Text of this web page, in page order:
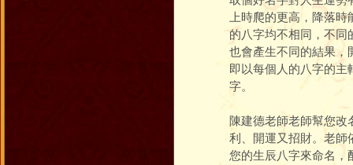
上時爬的更高，降落
的八字均不相同，不同
也會產生不同的結果，
即以每個人的八字的主
字。
陳建德老師老師幫您改
利、開運又招財。老師
您的生辰八字來命名，